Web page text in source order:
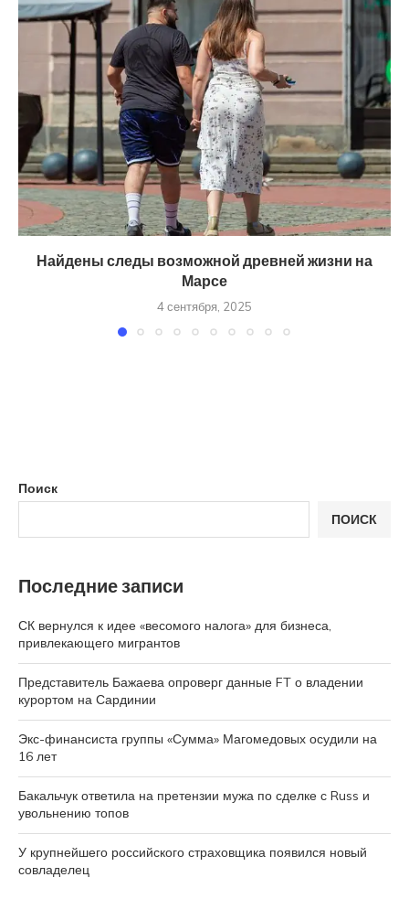
Найдены следы возможной древней жизни на
Марсе
4 сентября, 2025
Поиск
ПОИСК
Последние записи
СК вернулся к идее «весомого налога» для бизнеса,
привлекающего мигрантов
Представитель Бажаева опроверг данные FT о владении
курортом на Сардинии
Экс-финансиста группы «Сумма» Магомедовых осудили на
16 лет
Бакальчук ответила на претензии мужа по сделке с Russ и
увольнению топов
У крупнейшего российского страховщика появился новый
совладелец